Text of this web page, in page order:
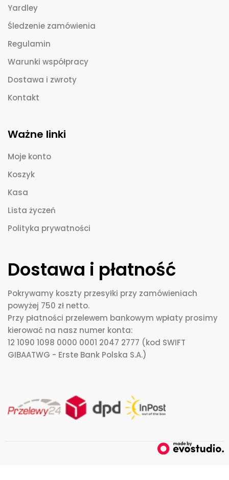
Yardley
Śledzenie zamówienia
Regulamin
Warunki współpracy
Dostawa i zwroty
Kontakt
Ważne linki
Moje konto
Koszyk
Kasa
Lista życzeń
Polityka prywatności
Dostawa i płatność
Pokrywamy koszty przesyłki przy zamówieniach
powyżej 750 zł netto.
Przy płatności przelewem bankowym wpłaty prosimy
kierować na nasz numer konta:
12 1090 1098 0000 0001 2047 2777 (kod SWIFT
GIBAATWG - Erste Bank Polska S.A.)